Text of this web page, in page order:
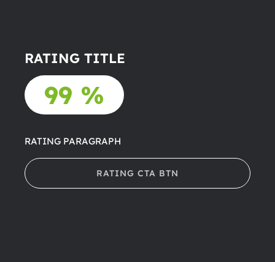
RATING TITLE
99 %
RATING PARAGRAPH
RATING CTA BTN